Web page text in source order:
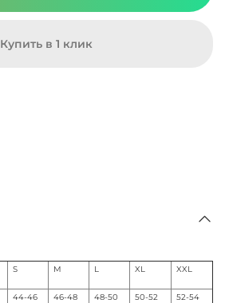
Купить в 1 клик
S M L XL XXL
44-46 46-48 48-50 50-52 52-54